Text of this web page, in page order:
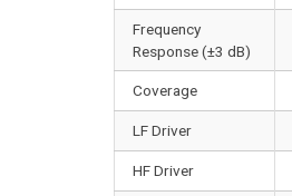
Frequency
Response (±3 dB)
Coverage
LF Driver
HF Driver